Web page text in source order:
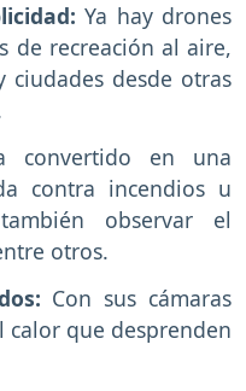
Ya hay drones
de recreación al aire,
ciudades desde otras
convertido en una
contra incendios u
observar el
otros.
Con sus cámaras
calor que desprenden